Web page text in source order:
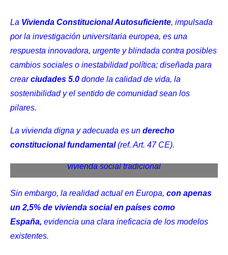
La Vivienda Constitucional Autosuficiente, impulsada
por la investigación universitaria europea, es una
respuesta innovadora, urgente y blindada contra posibles
cambios sociales o inestabilidad política; diseñada para
crearciudades 5.0 donde la calidad de vida, la
sostenibilidad y el sentido de comunidad sean los
pilares.
La vivienda digna y adecuada es un derecho
constitucional fundamental(ref. Art. 47 CE).
vivienda social tradicional
Sin embargo, la realidad actual en Europa, con apenas
un 2,5% de vivienda social en países como
España, evidencia una clara ineficacia de los modelos
existentes.